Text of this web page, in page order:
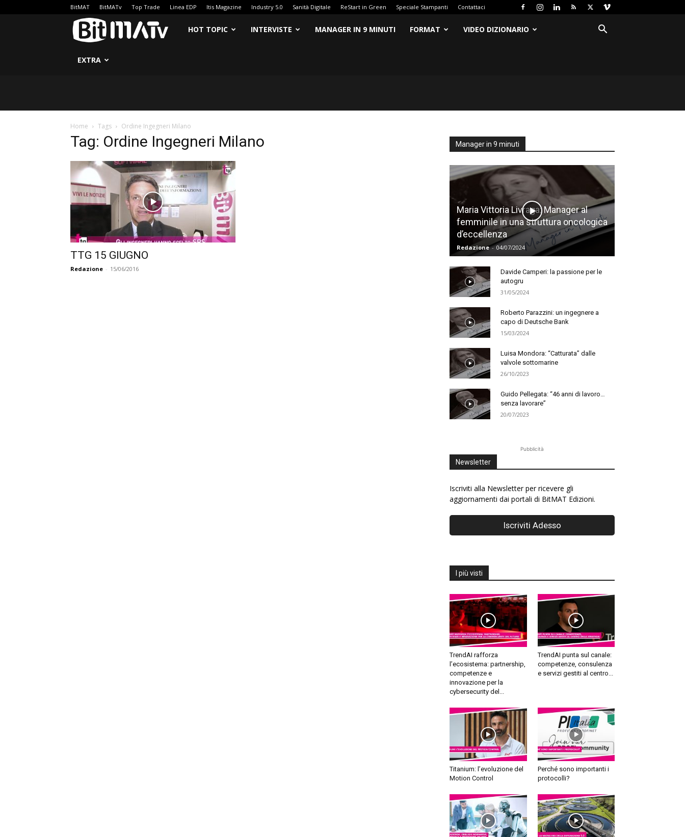
BitMAT BitMATv Top Trade Linea EDP Itis Magazine Industry 5.0 Sanità Digitale ReStart in Green Speciale Stampanti Contattaci
BitMATv
HOT TOPIC INTERVISTE MANAGER IN 9 MINUTI FORMAT VIDEO DIZIONARIO
EXTRA
Home Tags Ordine Ingegneri Milano
Tag: Ordine Ingegneri Milano
TTG 15 GIUGNO
Redazione - 15/06/2016
Manager in 9 minuti
Maria Vittoria Livraga: Manager al
femminile in una struttura oncologica
d’eccellenza
Redazione - 04/07/2024
Davide Camperi: la passione per le
autogru
31/05/2024
Roberto Parazzini: un ingegnere a
capo di Deutsche Bank
15/03/2024
Luisa Mondora: “Catturata” dalle
valvole sottomarine
26/10/2023
Guido Pellegata: “46 anni di lavoro…
senza lavorare”
20/07/2023
Pubblicità
Newsletter
Iscriviti alla Newsletter per ricevere gli
aggiornamenti dai portali di BitMAT Edizioni.
I più visti
TrendAI rafforza
l’ecosistema: partnership,
competenze e
innovazione per la
cybersecurity del...
TrendAI punta sul canale:
competenze, consulenza
e servizi gestiti al centro...
Titanium: l’evoluzione del
Motion Control
Perché sono importanti i
protocolli?